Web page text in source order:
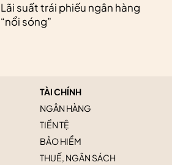
Lãi suất trái phiếu ngân hàng
“nổi sóng”
TÀI CHÍNH
NGÂN HÀNG
TIỀN TỆ
BẢO HIỂM
THUẾ, NGÂN SÁCH